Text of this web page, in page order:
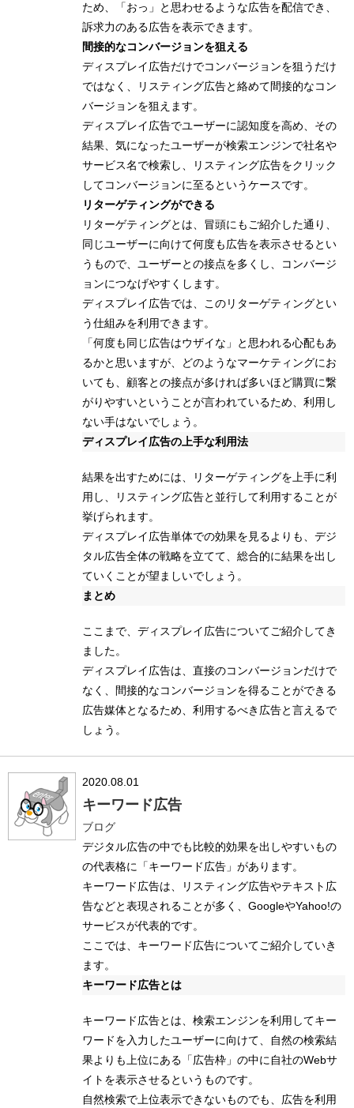
ため、「おっ」と思わせるような広告を配信でき、
訴求力のある広告を表示できます。
間接的なコンバージョンを狙える
ディスプレイ広告だけでコンバージョンを狙うだけ
ではなく、リスティング広告と絡めて間接的なコン
バージョンを狙えます。
ディスプレイ広告でユーザーに認知度を高め、その
結果、気になったユーザーが検索エンジンで社名や
サービス名で検索し、リスティング広告をクリック
してコンバージョンに至るというケースです。
リターゲティングができる
リターゲティングとは、冒頭にもご紹介した通り、
同じユーザーに向けて何度も広告を表示させるとい
うもので、ユーザーとの接点を多くし、コンバージ
ョンにつなげやすくします。
ディスプレイ広告では、このリターゲティングとい
う仕組みを利用できます。
「何度も同じ広告はウザイな」と思われる心配もあ
るかと思いますが、どのようなマーケティングにお
いても、顧客との接点が多ければ多いほど購買に繋
がりやすいということが言われているため、利用し
ない手はないでしょう。
ディスプレイ広告の上手な利用法
結果を出すためには、リターゲティングを上手に利
用し、リスティング広告と並行して利用することが
挙げられます。
ディスプレイ広告単体での効果を見るよりも、デジ
タル広告全体の戦略を立てて、総合的に結果を出し
ていくことが望ましいでしょう。
まとめ
ここまで、ディスプレイ広告についてご紹介してき
ました。
ディスプレイ広告は、直接のコンバージョンだけで
なく、間接的なコンバージョンを得ることができる
広告媒体となるため、利用するべき広告と言えるで
しょう。
2020.08.01
キーワード広告
ブログ
デジタル広告の中でも比較的効果を出しやすいもの
の代表格に「キーワード広告」があります。
キーワード広告は、リスティング広告やテキスト広
告などと表現されることが多く、GoogleやYahoo!の
サービスが代表的です。
ここでは、キーワード広告についてご紹介していき
ます。
キーワード広告とは
キーワード広告とは、検索エンジンを利用してキー
ワードを入力したユーザーに向けて、自然の検索結
果よりも上位にある「広告枠」の中に自社のWebサ
イトを表示させるというものです。
自然検索で上位表示できないものでも、広告を利用